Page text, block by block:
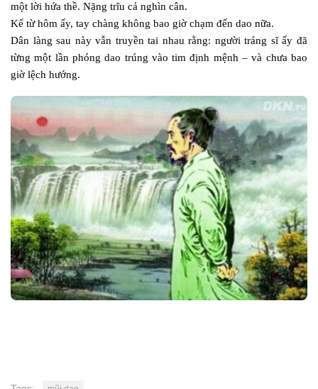
một lời hứa thề. Nặng trĩu cả nghìn cân.
Kể từ hôm ấy, tay chàng không bao giờ chạm đến dao nữa.
Dân làng sau này vẫn truyền tai nhau rằng: người tráng sĩ ấy đã
từng một lần phóng dao trúng vào tim định mệnh – và chưa bao
giờ lệch hướng.